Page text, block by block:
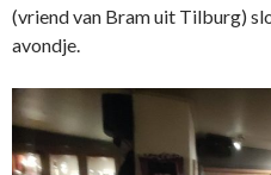
(vriend van Bram uit Tilburg)
avondje.